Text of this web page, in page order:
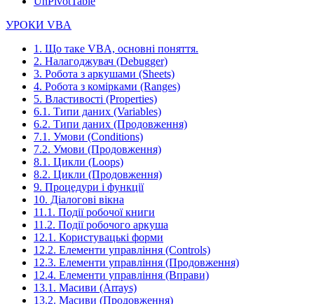
УРОКИ VBA
1. Що таке VBA, основні поняття.
2. Налагоджувач (Debugger)
3. Робота з аркушами (Sheets)
4. Робота з комірками (Ranges)
5. Властивості (Properties)
6.1. Типи даних (Variables)
6.2. Типи даних (Продовження)
7.1. Умови (Conditions)
7.2. Умови (Продовження)
8.1. Цикли (Loops)
8.2. Цикли (Продовження)
9. Процедури і функції
10. Діалогові вікна
11.1. Події робочої книги
11.2. Події робочого аркуша
12.1. Користувацькі форми
12.2. Елементи управління (Controls)
12.3. Елементи управління (Продовження)
12.4. Елементи управління (Вправи)
13.1. Масиви (Arrays)
13.2. Масиви (Продовження)